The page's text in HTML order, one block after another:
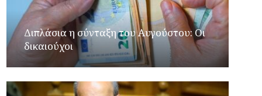
Διπλάσια η σύνταξη του Αυγούστου: Οι
δικαιούχοι